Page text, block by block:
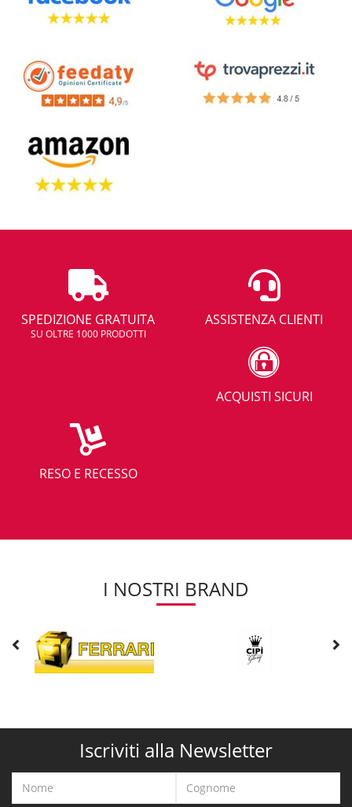
SPEDIZIONE GRATUITA
SU OLTRE 1000 PRODOTTI
ASSISTENZA CLIENTI
ACQUISTI SICURI
RESO E RECESSO
I NOSTRI BRAND
Iscriviti alla Newsletter